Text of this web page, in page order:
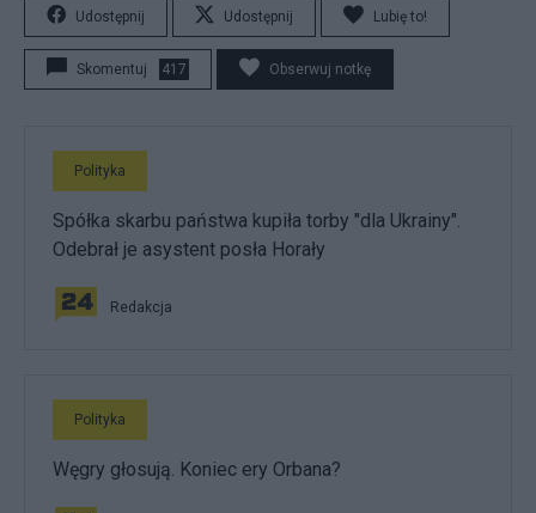
Udostępnij Udostępnij Lubię to!
Skomentuj 417 Obserwuj notkę
Polityka
Spółka skarbu państwa kupiła torby "dla Ukrainy".
Odebrał je asystent posła Horały
Redakcja
Polityka
Węgry głosują. Koniec ery Orbana?